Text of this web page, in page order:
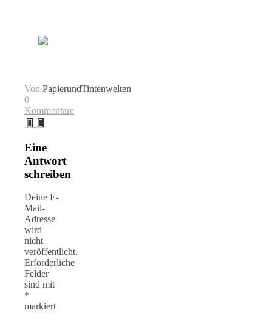
Von PapierundTintenwelten
0
Kommentare
Eine
Antwort
schreiben
Deine E-
Mail-
Adresse
wird
nicht
veröffentlicht.
Erforderliche
Felder
sind mit
*
markiert